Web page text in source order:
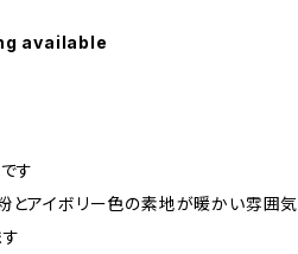
available
す
とアイボリー色の素地が暖かい雰囲気